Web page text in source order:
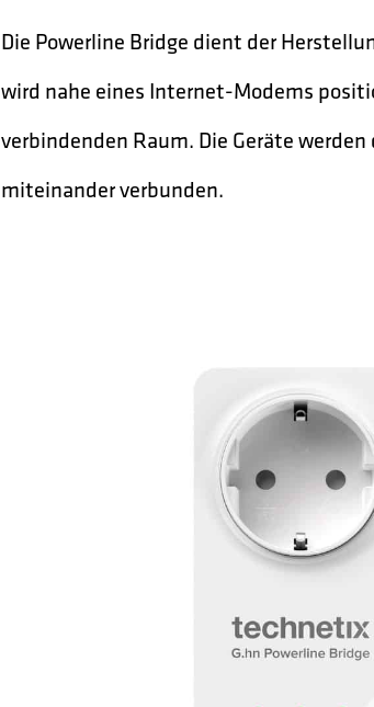
Die Powerline Bridge dient der
wird nahe eines Internet-Modems
verbindenden Raum. Die Geräte
miteinander verbunden.